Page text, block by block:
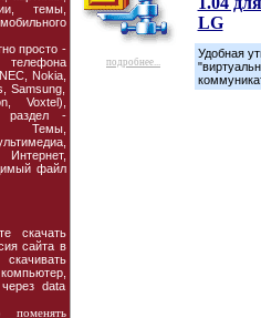
темы,
просто -
телефона
Nokia,
Samsung,
Voxtel),
раздел -
Темы,
файл
скачать
сайта в
data
поменять
подробнее...
LG
Удобная